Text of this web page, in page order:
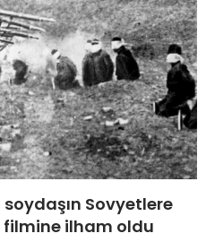
soydaşın Sovyetlere
filmine ilham oldu